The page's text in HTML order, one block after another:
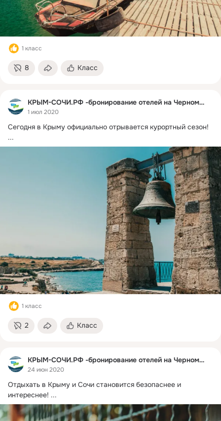
1 класс
8 Класс
КРЫМ-СОЧИ.РФ -бронирование отелей на Черном море
1 июл 2020
Сегодня в Крыму официально отрывается курортный сезон!
...
1 класс
2 Класс
КРЫМ-СОЧИ.РФ -бронирование отелей на Черном море
24 июн 2020
Отдыхать в Крыму и Сочи становится безопаснее и
интереснее! ...